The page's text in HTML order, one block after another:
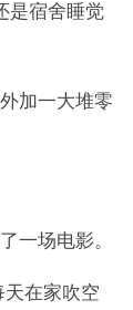
是宿舍睡觉
加一大堆零
一场电影。
在家吹空